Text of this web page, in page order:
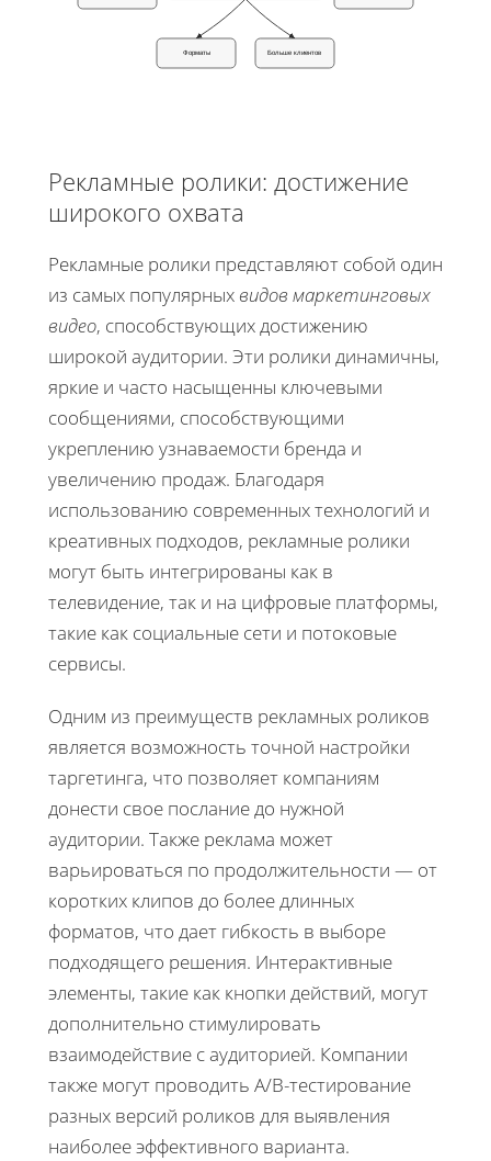
Форматы Больше клиентов
Рекламные ролики: достижение
широкого охвата
Рекламные ролики представляют собой один
из самых популярных видов маркетинговых
видео, способствующих достижению
широкой аудитории. Эти ролики динамичны,
яркие и часто насыщенны ключевыми
сообщениями, способствующими
укреплению узнаваемости бренда и
увеличению продаж. Благодаря
использованию современных технологий и
креативных подходов, рекламные ролики
могут быть интегрированы как в
телевидение, так и на цифровые платформы,
такие как социальные сети и потоковые
сервисы.
Одним из преимуществ рекламных роликов
является возможность точной настройки
таргетинга, что позволяет компаниям
донести свое послание до нужной
аудитории. Также реклама может
варьироваться по продолжительности — от
коротких клипов до более длинных
форматов, что дает гибкость в выборе
подходящего решения. Интерактивные
элементы, такие как кнопки действий, могут
дополнительно стимулировать
взаимодействие с аудиторией. Компании
также могут проводить A/B-тестирование
разных версий роликов для выявления
наиболее эффективного варианта.